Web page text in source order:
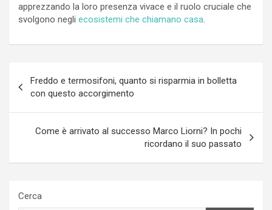
apprezzando la loro presenza vivace e il ruolo cruciale che
svolgono negli ecosistemi che chiamano casa.
articoli
Freddo e termosifoni, quanto si risparmia in bolletta
con questo accorgimento
Come è arrivato al successo Marco Liorni? In pochi
ricordano il suo passato
Cerca